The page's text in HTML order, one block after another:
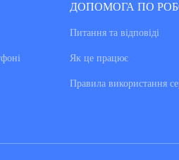
ДОПОМОГА ПО
Питання та вiдповiдi
Як це працює
Правила використання